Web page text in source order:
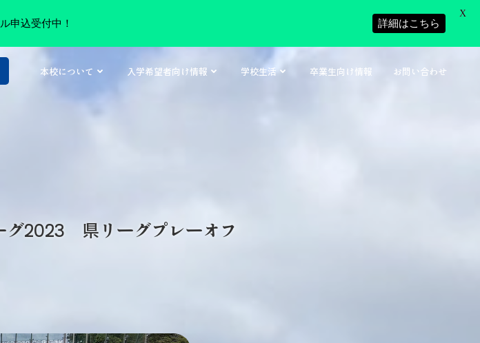
本校について 入学希望者向け情報 学校生活 卒業生向け情報 お問い合わせ
グ2023 県リーグプレーオフ
申込受付中！ 詳細はこちら
X